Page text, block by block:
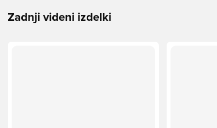
Zadnji videni izdelki